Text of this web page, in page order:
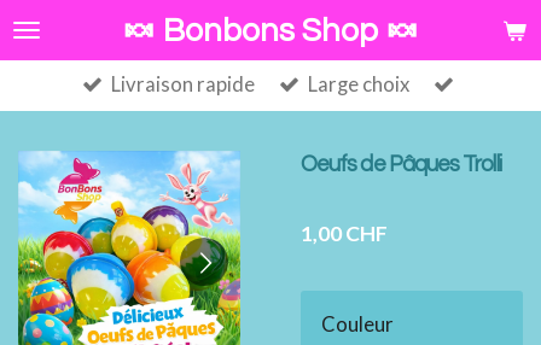
Passer
au
contenu
principal
🍬 Bonbons Shop 🍬
Livraison rapide Large choix
Oeufs de Pâques Trolli
1,00 CHF
Couleur